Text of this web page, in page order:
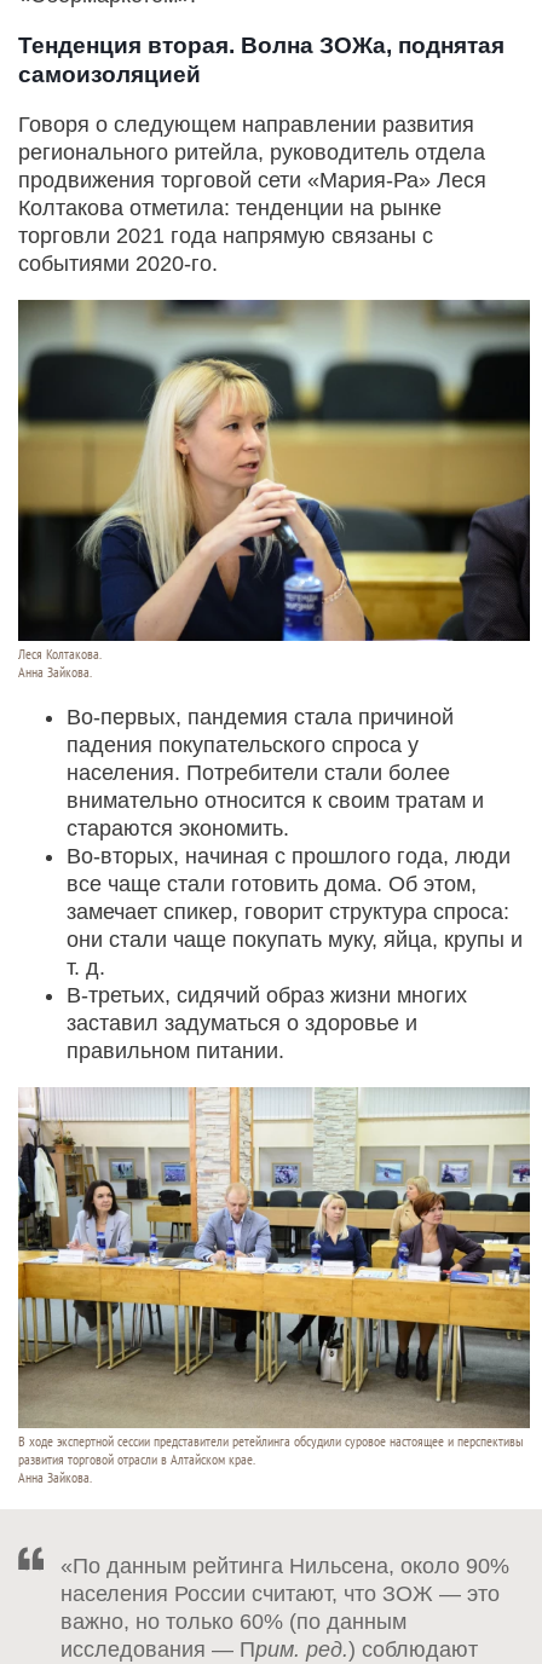
Тенденция вторая. Волна ЗОЖа, поднятая
самоизоляцией
Говоря о следующем направлении развития
регионального ритейла, руководитель отдела
продвижения торговой сети «Мария-Ра» Леся
Колтакова отметила: тенденции на рынке
торговли 2021 года напрямую связаны с
событиями 2020-го.
Леся Колтакова.
Анна Зайкова.
Во-первых, пандемия стала причиной
падения покупательского спроса у
населения. Потребители стали более
внимательно относится к своим тратам и
стараются экономить.
Во-вторых, начиная с прошлого года, люди
все чаще стали готовить дома. Об этом,
замечает спикер, говорит структура спроса:
они стали чаще покупать муку, яйца, крупы и
т. д.
В-третьих, сидячий образ жизни многих
заставил задуматься о здоровье и
правильном питании.
В ходе экспертной сессии представители ретейлинга обсудили суровое настоящее и перспективы
развития торговой отрасли в Алтайском крае.
Анна Зайкова.
«По данным рейтинга Нильсена, около 90%
населения России считают, что ЗОЖ — это
важно, но только 60% (по данным
исследования — Прим. ред.) соблюдают